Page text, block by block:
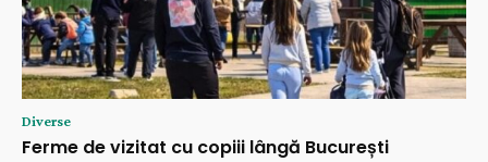
Diverse
Ferme de vizitat cu copiii lângă București